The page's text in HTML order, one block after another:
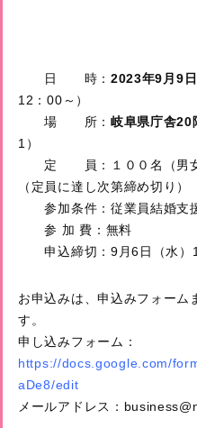
日 時： 2023年9月9
12：00～）
場 所： 岐阜県庁舎
1）
定 員：１００名（男女
（定員に達し次第締め切り）
参加条件：従業員結婚支
参 加 費：無料
申込締切：9月6日（水）
お申込みは、申込みフォーム
す。
申し込みフォーム：
https://docs.google.com/
aDe8/edit
メールアドレス：